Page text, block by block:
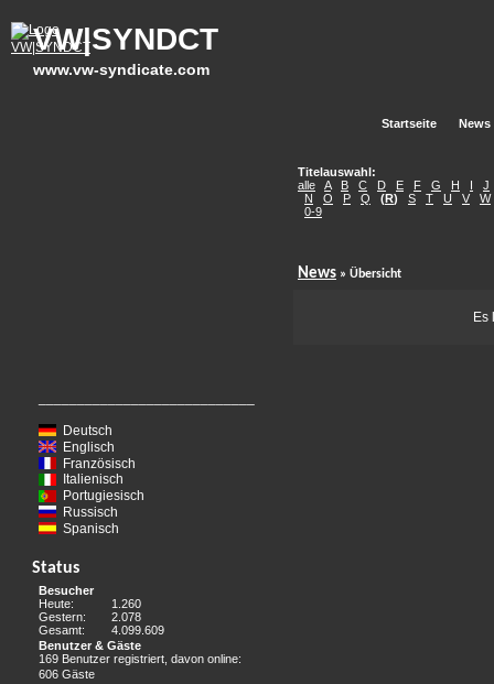
VW|SYNDCT
www.vw-syndicate.com
Startseite News
Deutsch
Englisch
Französisch
Italienisch
Portugiesisch
Russisch
Spanisch
Status
Besucher
Heute:
1.260
Gestern:
2.078
Gesamt:
4.099.609
Benutzer & Gäste
169 Benutzer registriert, davon online:
606 Gäste
Titelauswahl:
alle
A B C D E F G H I
J
N
O P Q (R) S T U V
W
0-9
News » Übersicht
Es